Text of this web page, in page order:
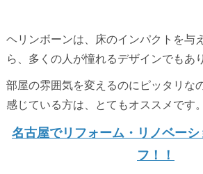
ヘリンボーンは、床のインパクトを与
ら、多くの人が憧れるデザインでもあ
部屋の雰囲気を変えるのにピッタリな
感じている方は、とてもオススメです。
名古屋でリフォーム・リノベー
フ！！